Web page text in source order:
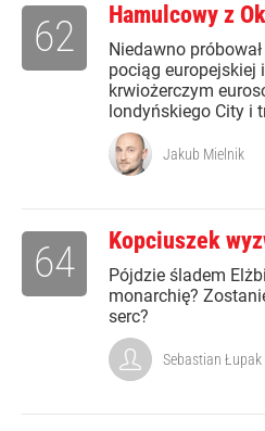
Hamulcowy z
Niedawno
pociąg europejskiej
krwiożerczym
londyńskiego City i
62
Jakub Mielnik
Kopciuszek
Pójdzie śladem
monarchię?
serc?
64
Sebastian Łupak